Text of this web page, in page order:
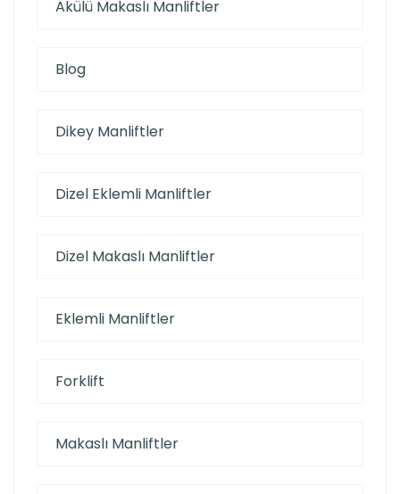
Akülü Makaslı Manliftler
Blog
Dikey Manliftler
Dizel Eklemli Manliftler
Dizel Makaslı Manliftler
Eklemli Manliftler
Forklift
Makaslı Manliftler